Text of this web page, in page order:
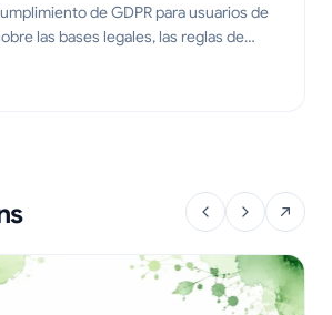
de GDPR para usuarios de
las bases legales, las reglas de
correctamente en 2026.
GDPR para el correo electrónico en Gmail: